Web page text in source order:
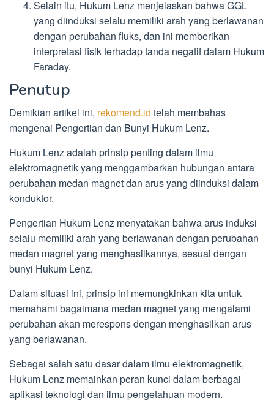
Selain itu, Hukum Lenz menjelaskan bahwa GGL
yang diinduksi selalu memiliki arah yang berlawanan
dengan perubahan fluks, dan ini memberikan
interpretasi fisik terhadap tanda negatif dalam Hukum
Faraday.
Penutup
Demikian artikel ini, rekomend.id telah membahas
mengenai Pengertian dan Bunyi Hukum Lenz.
Hukum Lenz adalah prinsip penting dalam ilmu
elektromagnetik yang menggambarkan hubungan antara
perubahan medan magnet dan arus yang diinduksi dalam
konduktor.
Pengertian Hukum Lenz menyatakan bahwa arus induksi
selalu memiliki arah yang berlawanan dengan perubahan
medan magnet yang menghasilkannya, sesuai dengan
bunyi Hukum Lenz.
Dalam situasi ini, prinsip ini memungkinkan kita untuk
memahami bagaimana medan magnet yang mengalami
perubahan akan merespons dengan menghasilkan arus
yang berlawanan.
Sebagai salah satu dasar dalam ilmu elektromagnetik,
Hukum Lenz memainkan peran kunci dalam berbagai
aplikasi teknologi dan ilmu pengetahuan modern.